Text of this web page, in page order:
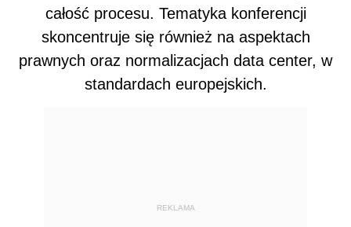
całość procesu. Tematyka konferencji
skoncentruje się również na aspektach
prawnych oraz normalizacjach data center, w
standardach europejskich.
REKLAMA